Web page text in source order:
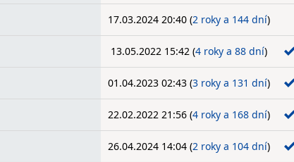
17.03.2024 20:40 (2 roky a 144 dní)
13.05.2022 15:42 (4 roky a 88 dní)
01.04.2023 02:43 (3 roky a 131 dní)
22.02.2022 21:56 (4 roky a 168 dní)
26.04.2024 14:04 (2 roky a 104 dní)